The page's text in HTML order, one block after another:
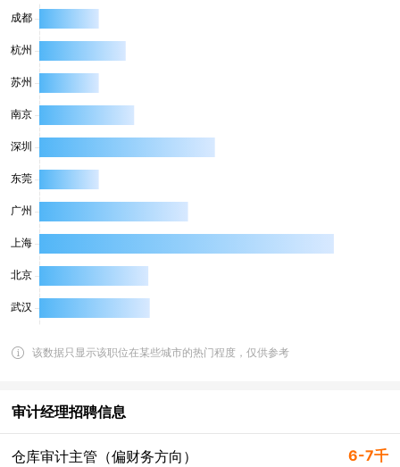
该数据只显示该职位在某些城市的热门程度，仅供参考
审计经理招聘信息
仓库审计主管（偏财务方向） 6-7千